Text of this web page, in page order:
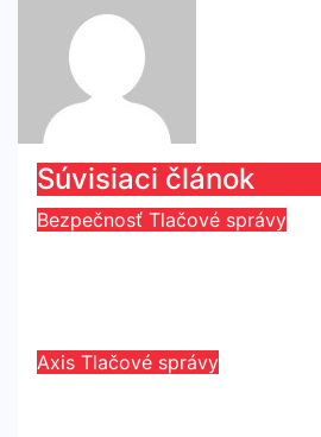
článku
Súvisiaci článok
Bezpečnosť Tlačové správy
Axis Tlačové správy